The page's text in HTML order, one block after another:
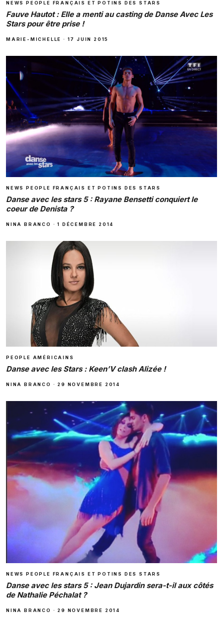
NEWS PEOPLE FRANÇAIS ET POTINS DES STARS
Fauve Hautot : Elle a menti au casting de Danse Avec Les
Stars pour être prise !
MARIE-MICHELLE · 17 JUIN 2015
NEWS PEOPLE FRANÇAIS ET POTINS DES STARS
Danse avec les stars 5 : Rayane Bensetti conquiert le
coeur de Denista ?
NINA BRANCO ·1 DÉCEMBRE 2014
PEOPLE AMÉRICAINS
Danse avec les Stars : Keen’V clash Alizée !
NINA BRANCO · 29 NOVEMBRE 2014
NEWS PEOPLE FRANÇAIS ET POTINS DES STARS
Danse avec les stars 5 : Jean Dujardin sera-t-il aux côtés
de Nathalie Péchalat ?
NINA BRANCO · 29 NOVEMBRE 2014